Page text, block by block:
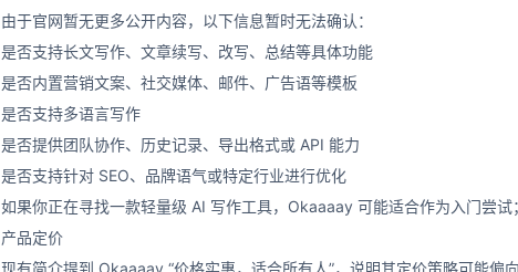
由于官网暂无更多公开内容，以下信息暂时无法确认：
是否支持长文写作、文章续写、改写、总结等具体功能
是否内置营销文案、社交媒体、邮件、广告语等模板
是否支持多语言写作
是否提供团队协作、历史记录、导出格式或 API 能力
是否支持针对 SEO、品牌语气或特定行业进行优化
如果你正在寻找一款轻量级 AI 写作工具，Okaaaay 可能适合作为入门尝
产品定价
现有简介提到 Okaaaay “价格实惠，适合所有人”，说明其定价策略可能偏